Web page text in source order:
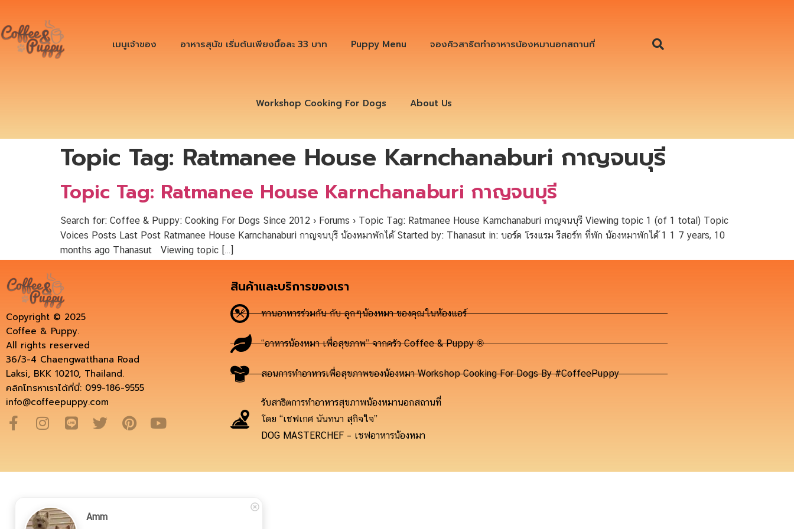
เมนูเจ้าของ อาหารสุนัข เริ่มต้นเพียงมื้อละ 33 บาท Puppy Menu จองคิวสาธิตทำอาหารน้องหมานอกสถานที่
Workshop Cooking For Dogs About Us
Topic Tag: Ratmanee House Karnchanaburi กาญจนบุรี
Topic Tag: Ratmanee House Karnchanaburi กาญจนบุรี
Search for: Coffee & Puppy: Cooking For Dogs Since 2012 › Forums › Topic Tag: Ratmanee House Karnchanaburi กาญจนบุรี Viewing topic 1 (of 1 total) Topic
Voices Posts Last Post Ratmanee House Karnchanaburi กาญจนบุรี น้องหมาพักได้ Started by: Thanasut in: บอร์ด โรงแรม รีสอร์ท ที่พัก น้องหมาพักได้ 1 1 7 years, 10
months ago Thanasut Viewing topic […]
Copyright © 2025
Coffee & Puppy.
All rights reserved
36/3-4 Chaengwatthana Road
Laksi, BKK 10210, Thailand.
คลิกโทรหาเราได้ที่นี่: 099-186-9555
info@coffeepuppy.com
สินค้าและบริการของเรา
ทานอาหารร่วมกัน กับ ลูกๆน้องหมา ของคุณในห้องแอร์
“อาหารน้องหมา เพื่อสุขภาพ” จากครัว Coffee & Puppy ®
สอนการทำอาหารเพื่อสุขภาพของน้องหมา Workshop Cooking For Dogs By #CoffeePuppy
รับสาธิตการทำอาหารสุขภาพน้องหมานอกสถานที่
โดย “เชฟเกศ นันทนา สุกิจใจ”
DOG MASTERCHEF – เชฟอาหารน้องหมา
Amm